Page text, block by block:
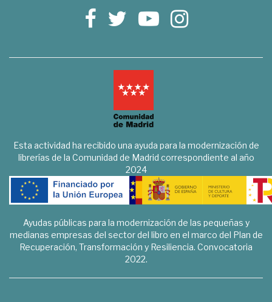
Esta actividad ha recibido una ayuda para la modernización de
librerías de la Comunidad de Madrid correspondiente al año
2024
Ayudas públicas para la modernización de las pequeñas y
medianas empresas del sector del libro en el marco del Plan de
Recuperación, Transformación y Resiliencia. Convocatoria
2022.